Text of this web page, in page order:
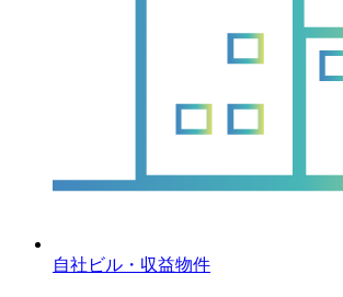
自社ビル・収益物件